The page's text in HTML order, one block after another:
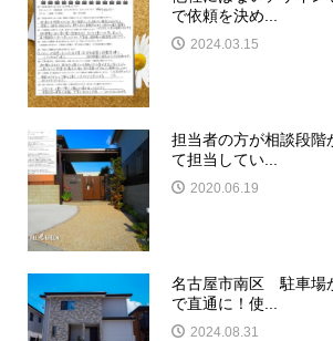
で依頼を決め...
2024.03.15
担当者の方が相談段階
て担当してい...
2020.06.19
名古屋市南区 駐車場
で直通に！使...
2024.08.31